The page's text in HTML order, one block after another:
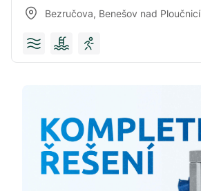
Bezručova, Benešov nad Ploučnicí